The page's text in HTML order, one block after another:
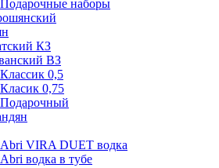
Подарочные наборы
КЗ
ВЗ
Классик 0,5
Класик 0,75
Подарочный
Abri VIRA DUET водка
Abri водка в тубе